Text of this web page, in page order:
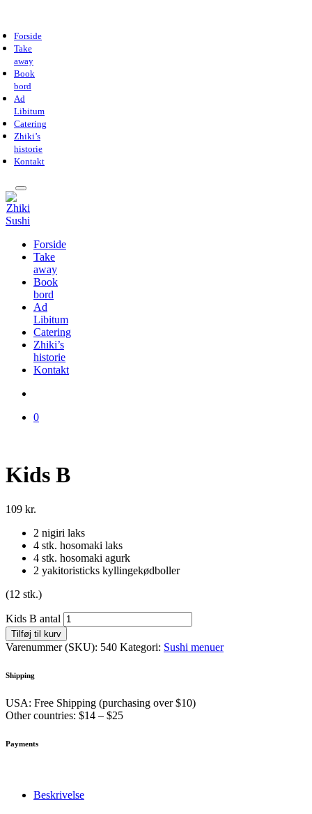
Forside
Take
away
Book
bord
Ad
Libitum
Catering
Zhiki’s
historie
Kontakt
Forside
Take
away
Book
bord
Ad
Libitum
Catering
Zhiki’s
historie
Kontakt
0
Kids B
109 kr.
2 nigiri laks
4 stk. hosomaki laks
4 stk. hosomaki agurk
2 yakitoristicks kyllingekødboller
(12 stk.)
Kids B antal
Tilføj til kurv
Varenummer (SKU): 540 Kategori: Sushi menuer
Shipping
USA: Free Shipping (purchasing over $10)
Other countries: $14 – $25
Payments
Beskrivelse